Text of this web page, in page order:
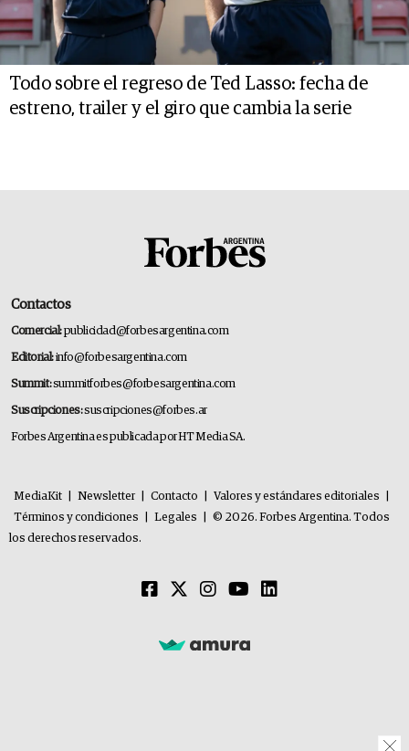
Todo sobre el regreso de Ted Lasso: fecha de
estreno, trailer y el giro que cambia la serie
Contactos
Comercial:publicidad@forbesargentina.com
Editorial:info@forbesargentina.com
Summit:summitforbes@forbesargentina.com
Suscripciones:suscripciones@forbes.ar
Forbes Argentina es publicada por HT Media SA.
MediaKit Newsletter Contacto Valores y estándares editoriales
Términos y condiciones
Legales
© 2026. Forbes Argentina. Todos
los derechos reservados.